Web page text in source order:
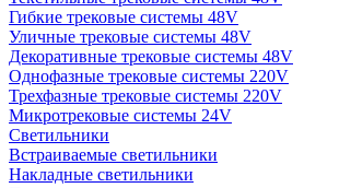
Гибкие трековые системы 48V
Уличные трековые системы 48V
Декоративные трековые системы 48V
Однофазные трековые системы 220V
Трехфазные трековые системы 220V
Микротрековые системы 24V
Светильники
Встраиваемые светильники
Накладные светильники